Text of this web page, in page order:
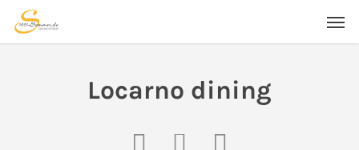
Skip
main
Locarno dining